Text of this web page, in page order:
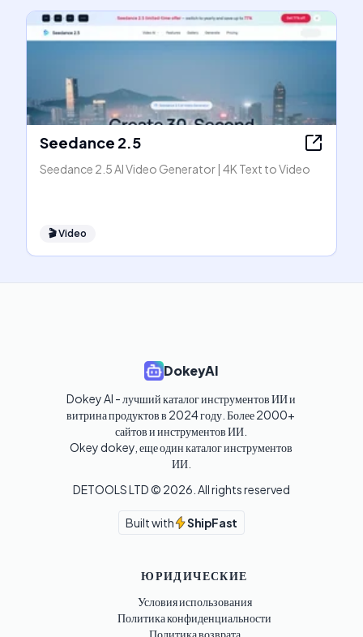
Seedance 2.5
Seedance 2.5 AI Video Generator | 4K Text to Video
🎬Video
DokeyAI
Dokey AI - лучший каталог инструментов ИИ и
витрина продуктов в 2024 году. Более 2000+
сайтов и инструментов ИИ.
Okey dokey, еще один каталог инструментов
ИИ.
DETOOLS LTD © 2026 . All rights reserved
Built with ShipFast
ЮРИДИЧЕСКИЕ
Условия использования
Политика конфиденциальности
Политика возврата